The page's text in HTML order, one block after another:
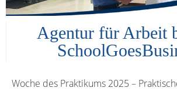
Agentur für Arbeit
Woche des Praktikums 2025 –